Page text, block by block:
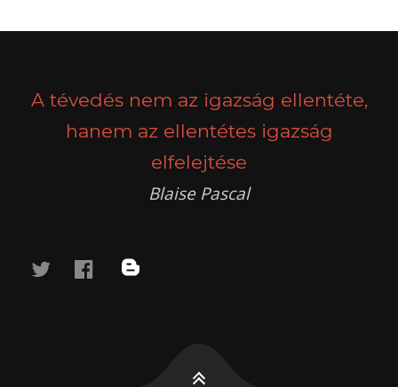
A tévedés nem az igazság ellentéte,
hanem az ellentétes igazság
elfelejtése
Blaise Pascal
twitterfacebook
blog